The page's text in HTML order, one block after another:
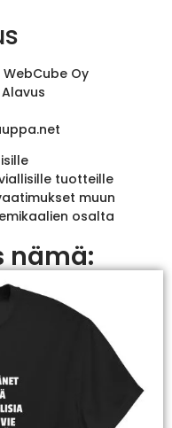
Oy
Alavus
tuotteille
muun
osalta
nämä: